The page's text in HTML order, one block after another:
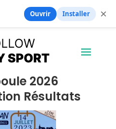
2026
Résultats
Ouvrir Installer ✕